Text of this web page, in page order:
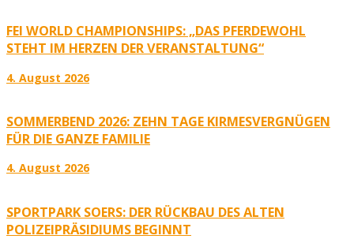
FEI WORLD CHAMPIONSHIPS: „DAS PFERDEWOHL
STEHT IM HERZEN DER VERANSTALTUNG“
4. August 2026
SOMMERBEND 2026: ZEHN TAGE KIRMESVERGNÜGEN
FÜR DIE GANZE FAMILIE
4. August 2026
SPORTPARK SOERS: DER RÜCKBAU DES ALTEN
POLIZEIPRÄSIDIUMS BEGINNT